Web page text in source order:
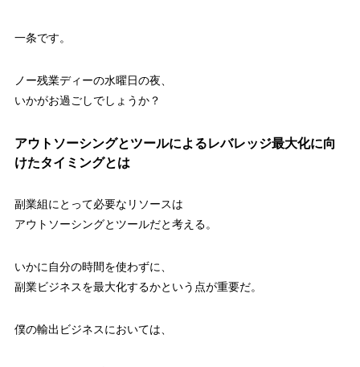
一条です。
ノー残業ディーの水曜日の夜、
いかがお過ごしでしょうか？
アウトソーシングとツールによるレバレッジ最大化に向
けたタイミングとは
副業組にとって必要なリソースは
アウトソーシングとツールだと考える。
いかに自分の時間を使わずに、
副業ビジネスを最大化するかという点が重要だ。
僕の輸出ビジネスにおいては、